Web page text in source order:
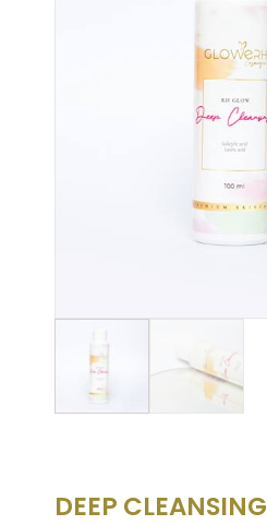
DEEP CLEANSING